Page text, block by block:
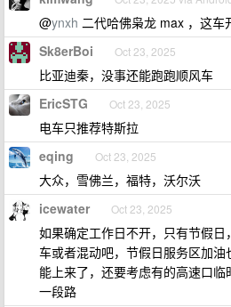
@ynxh 二代哈佛枭龙 max ，这车
Sk8erBoi Oct 23, 2025
比亚迪秦，没事还能跑跑顺风车
EricSTG Oct 23, 2025
电车只推荐特斯拉
eqing Oct 23, 2025
大众，雪佛兰，福特，沃尔沃
icewater Oct 23, 2025
如果确定工作日不开，只有节假
车或者混动吧，节假日服务区加
能上来了，还要考虑有的高速口
一段路